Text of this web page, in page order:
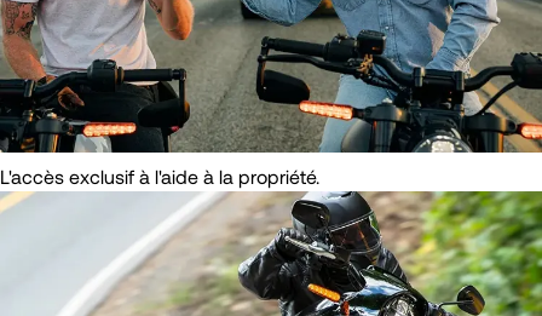
L'accès exclusif à l'aide à la propriété.